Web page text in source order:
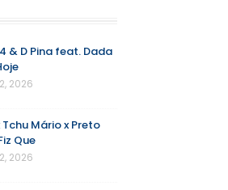
& D Pina feat. Dada
2026
Tchu Mário x Preto
Que
2026